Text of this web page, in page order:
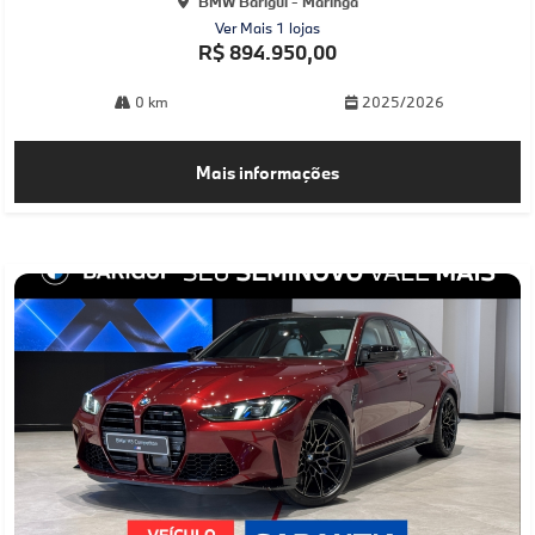
Ver Mais 1 lojas
R$ 894.950,00
0 km 2025/2026
Mais informações